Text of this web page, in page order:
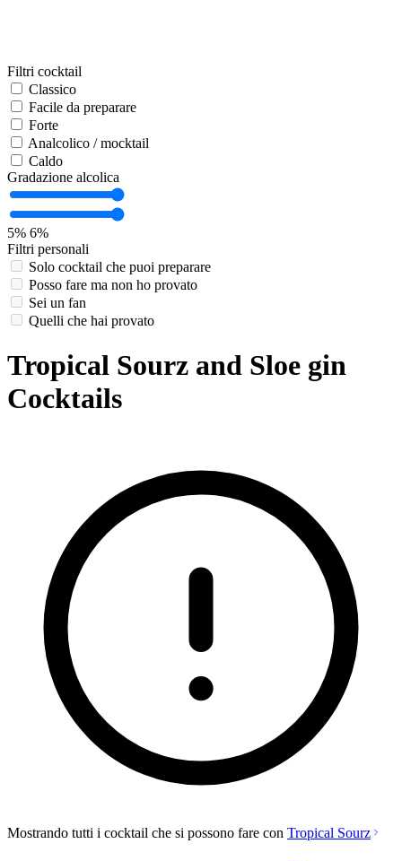
Filtri cocktail
Classico
Facile da preparare
Forte
Analcolico / mocktail
Caldo
Gradazione alcolica
5% 6%
Filtri personali
Solo cocktail che puoi preparare
Posso fare ma non ho provato
Sei un fan
Quelli che hai provato
Tropical Sourz and Sloe gin
Cocktails
Mostrando tutti i cocktail che si possono fare con Tropical Sourz